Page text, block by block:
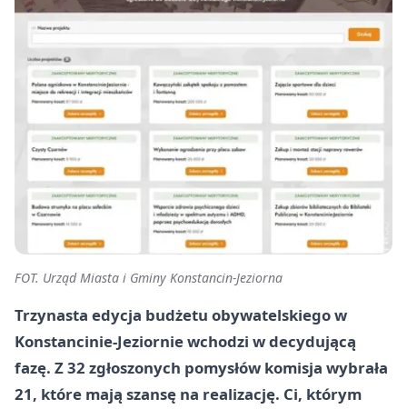
FOT. Urząd Miasta i Gminy Konstancin-Jeziorna
Trzynasta edycja budżetu obywatelskiego w
Konstancinie-Jeziornie wchodzi w decydującą
fazę. Z 32 zgłoszonych pomysłów komisja wybrała
21, które mają szansę na realizację. Ci, którym